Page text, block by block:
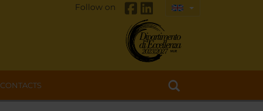
Follow on
CONTACTS